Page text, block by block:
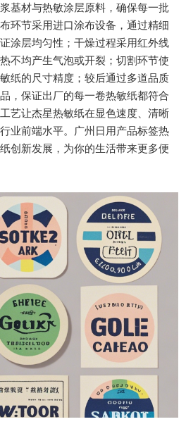
基材与热敏涂层原料，确保每一批
环节采用进口涂布设备，通过精细
涂层均匀性；干燥过程采用红外线
不均产生气泡或开裂；切割环节使
纸的尺寸精度；较后通过多道品质
，保证出厂的每一卷热敏纸都符合
艺让杰星热敏纸在显色速度、清晰
业前端水平。广州日用产品标签热
创新发展，为你的生活带来更多便